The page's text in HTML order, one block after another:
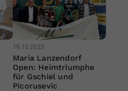
19.10.2023
Maria Lanzendorf
Open: Heimtriumphe
für Gschiel und
Picorusevic